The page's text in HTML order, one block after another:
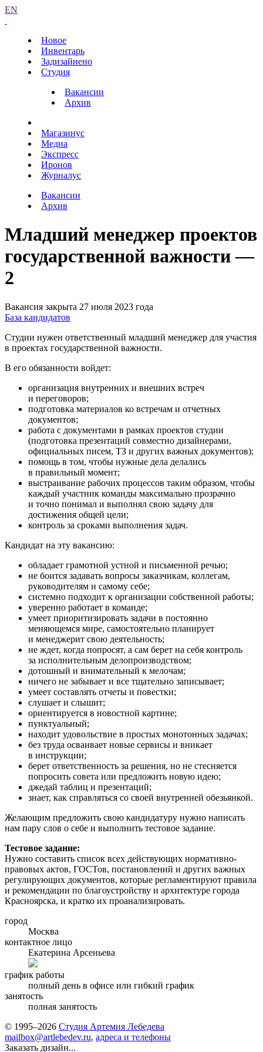
EN
Новое
Инвентарь
Задизайнено
Студия
Вакансии
Архив
Магазинус
Медиа
Экспресс
Иронов
Журналус
Вакансии
Архив
Младший менеджер проектов
государственной важности —
2
Вакансия закрыта 27 июля 2023 года
База кандидатов
Студии нужен ответственный младший менеджер для участия
в проектах государственной важности.
В его обязанности войдет:
организация внутренних и внешних встреч
и переговоров;
подготовка материалов ко встречам и отчетных
документов;
работа с документами в рамках проектов студии
(подготовка презентаций совместно дизайнерами,
официальных писем, ТЗ и других важных документов);
помощь в том, чтобы нужные дела делались
в правильный момент;
выстраивание рабочих процессов таким образом, чтобы
каждый участник команды максимально прозрачно
и точно понимал и выполнял свою задачу для
достижения общей цели;
контроль за сроками выполнения задач.
Кандидат на эту вакансию:
обладает грамотной устной и письменной речью;
не боится задавать вопросы заказчикам, коллегам,
руководителям и самому себе;
системно подходит к организации собственной работы;
уверенно работает в команде;
умеет приоритизировать задачи в постоянно
меняющемся мире, самостоятельно планирует
и менеджерит свою деятельность;
не ждет, когда попросят, а сам берет на себя контроль
за исполнительным делопроизводством;
дотошный и внимательный к мелочам;
ничего не забывает и все тщательно записывает;
умеет составлять отчеты и повестки;
слушает и слышит;
ориентируется в новостной картине;
пунктуальный;
находит удовольствие в простых монотонных задачах;
без труда осваивает новые сервисы и вникает
в инструкции;
берет ответственность за решения, но не стесняется
попросить совета или предложить новую идею;
джедай таблиц и презентаций;
знает, как справляться со своей внутренней обезьянкой.
Желающим предложить свою кандидатуру нужно написать
нам пару слов о себе и выполнить тестовое задание.
Тестовое задание:
Нужно составить список всех действующих нормативно-
правовых актов, ГОСТов, постановлений и других важных
регулирующих документов, которые регламентируют правила
и рекомендации по благоустройству и архитектуре города
Красноярска, и кратко их проанализировать.
город
Москва
контактное лицо
Екатерина Арсеньева
график работы
полный день в офисе или гибкий график
занятость
полная занятость
© 1995–2026 Студия Артемия Лебедева
mailbox@artlebedev.ru, адреса и телефоны
Заказать дизайн...